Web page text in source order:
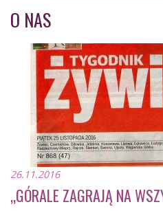
O NAS
26.11.2016
„GÓRALE ZAGRAJĄ NA